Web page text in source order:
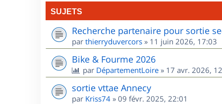
SUJETS
Recherche partenaire pour sortie
par thierryduvercors » 11 juin 2026, 17:03
Bike & Fourme 2026
par DépartementLoire » 17 avr. 2026,
sortie vttae Annecy
par Kriss74 » 09 févr. 2025, 22:01